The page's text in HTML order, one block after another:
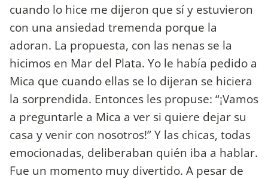
cuando lo hice me dijeron que sí y estuvieron
con una ansiedad tremenda porque la
adoran. La propuesta, con las nenas se la
hicimos en Mar del Plata. Yo le había pedido a
Mica que cuando ellas se lo dijeran se hiciera
la sorprendida. Entonces les propuse: “¡Vamos
a preguntarle a Mica a ver si quiere dejar su
casa y venir con nosotros!” Y las chicas, todas
emocionadas, deliberaban quién iba a hablar.
Fue un momento muy divertido. A pesar de